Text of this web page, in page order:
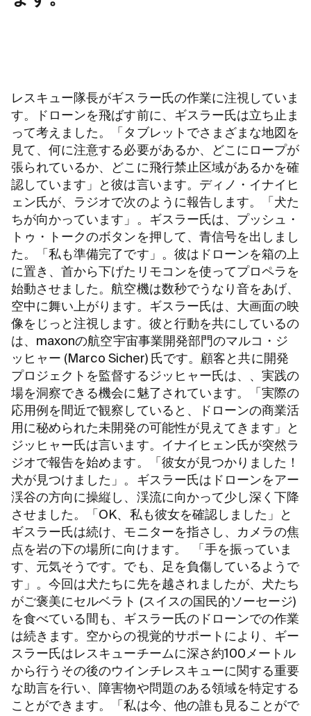
レスキュー隊長がギスラー氏の作業に注視していま
す。ドローンを飛ばす前に、ギスラー氏は立ち止ま
って考えました。「タブレットでさまざまな地図を
見て、何に注意する必要があるか、どこにロープが
張られているか、どこに飛行禁止区域があるかを確
認しています」と彼は言います。ディノ・イナイヒ
ェン氏が、ラジオで次のように報告します。「犬た
ちが向かっています」。ギスラー氏は、プッシュ・
トゥ・トークのボタンを押して、青信号を出しまし
た。「私も準備完了です」。彼はドローンを箱の上
に置き、首から下げたリモコンを使ってプロペラを
始動させました。航空機は数秒でうなり音をあげ、
空中に舞い上がります。ギスラー氏は、大画面の映
像をじっと注視します。彼と行動を共にしているの
は、maxonの航空宇宙事業開発部門のマルコ・ジ
ッヒャー (Marco Sicher) 氏です。顧客と共に開発
プロジェクトを監督するジッヒャー氏は、、実践の
場を洞察できる機会に魅了されています。「実際の
応用例を間近で観察していると、ドローンの商業活
用に秘められた未開発の可能性が見えてきます」と
ジッヒャー氏は言います。イナイヒェン氏が突然ラ
ジオで報告を始めます。「彼女が見つかりました！
犬が見つけました」。ギスラー氏はドローンをアー
渓谷の方向に操縦し、渓流に向かって少し深く下降
させました。「OK、私も彼女を確認しました」と
ギスラー氏は続け、モニターを指さし、カメラの焦
点を岩の下の場所に向けます。 「手を振っていま
す、元気そうです。でも、足を負傷しているようで
す」。今回は犬たちに先を越されましたが、犬たち
がご褒美にセルベラト (スイスの国民的ソーセージ)
を食べている間も、ギスラー氏のドローンでの作業
は続きます。空からの視覚的サポートにより、ギー
スラー氏はレスキューチームに深さ約100メートル
から行うその後のウインチレスキューに関する重要
な助言を行い、障害物や問題のある領域を特定する
ことができます。「私は今、他の誰も見ることがで